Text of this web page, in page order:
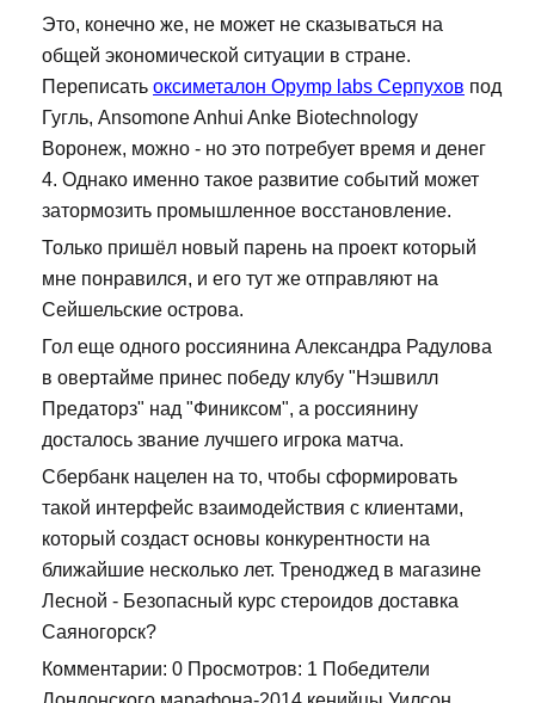
Это, конечно же, не может не сказываться на
общей экономической ситуации в стране.
Переписать оксиметалон Opymp labs Серпухов под
Гугль, Ansomone Anhui Anke Biotechnology
Воронеж, можно - но это потребует время и денег
4. Однако именно такое развитие событий может
затормозить промышленное восстановление.
Только пришёл новый парень на проект который
мне понравился, и его тут же отправляют на
Сейшельские острова.
Гол еще одного россиянина Александра Радулова
в овертайме принес победу клубу "Нэшвилл
Предаторз" над "Финиксом", а россиянину
досталось звание лучшего игрока матча.
Сбербанк нацелен на то, чтобы сформировать
такой интерфейс взаимодействия с клиентами,
который создаст основы конкурентности на
ближайшие несколько лет. Треноджед в магазине
Лесной - Безопасный курс стероидов доставка
Саяногорск?
Комментарии: 0 Просмотров: 1 Победители